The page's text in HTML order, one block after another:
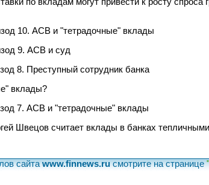
10. АСВ и "тетрадочные" вклады
9. АСВ и суд
8. Преступный сотрудник банка
вклады?
7. АСВ и "тетрадочные" вклады
Швецов считает вклады в банках
сайтаwww.finnews.ruсмотрите на странице